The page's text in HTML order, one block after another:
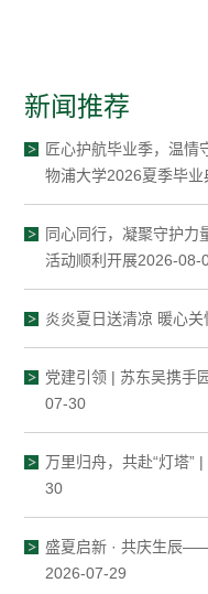
新闻推荐
匠心护航毕业季，温情
物浦大学2026夏季毕
同心同行，凝聚守护力
活动顺利开展2026-08-
炎炎夏日送清凉 暖心
党建引领 | 苏东吴携手
07-30
万里归舟，共赴“灯塔”
30
盛夏启新 · 共庆生辰
2026-07-29